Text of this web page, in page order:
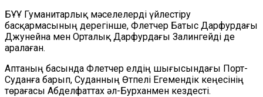
БҰҰ Гуманитарлық мәселелерді үйлестіру
басқармасының дерегінше, Флетчер Батыс Дарфурдағы
Джунейна мен Орталық Дарфурдағы Залингейді де
аралаған.
Аптаның басында Флетчер елдің шығысындағы Порт-
Суданға барып, Суданның Өтпелі Егемендік кеңесінің
төрағасы Абделфаттах әл-Бурханмен кездесті.